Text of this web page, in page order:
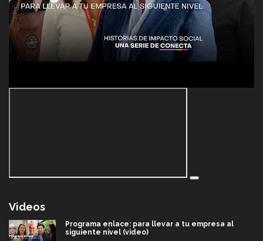
Videos
Programa enlace: para llevar a tu empresa al
siguiente nivel (video)